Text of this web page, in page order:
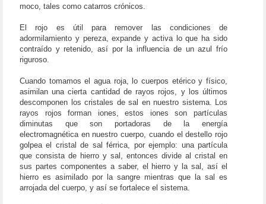
moco, tales como catarros crónicos.
El rojo es útil para remover las condiciones de
adormilamiento y pereza, expande y activa lo que ha sido
contraído y retenido, así por la influencia de un azul frío
riguroso.
Cuando tomamos el agua roja, lo cuerpos etérico y físico,
asimilan una cierta cantidad de rayos rojos, y los últimos
descomponen los cristales de sal en nuestro sistema. Los
rayos rojos forman iones, estos iones son partículas
diminutas que son portadoras de la energía
electromagnética en nuestro cuerpo, cuando el destello rojo
golpea el cristal de sal férrica, por ejemplo: una partícula
que consista de hierro y sal, entonces divide al cristal en
sus partes componentes a saber, el hierro y la sal, así el
hierro es asimilado por la sangre mientras que la sal es
arrojada del cuerpo, y así se fortalece el sistema.